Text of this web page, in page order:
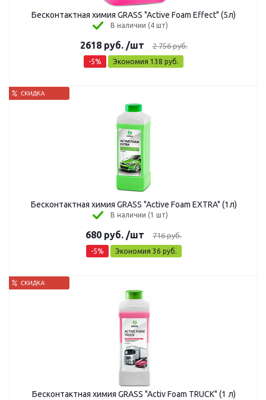
Бесконтактная химия GRASS "Active Foam Effect" (5л)
В наличии (4 шт)
2618руб. /шт 2 756руб.
-5% Экономия 138 руб.
Бесконтактная химия GRASS "Active Foam EXTRA" (1л)
В наличии (1 шт)
680 руб. /шт 716руб.
-5% Экономия 36 руб.
Бесконтактная химия GRASS "Activ Foam TRUCK" (1 л)